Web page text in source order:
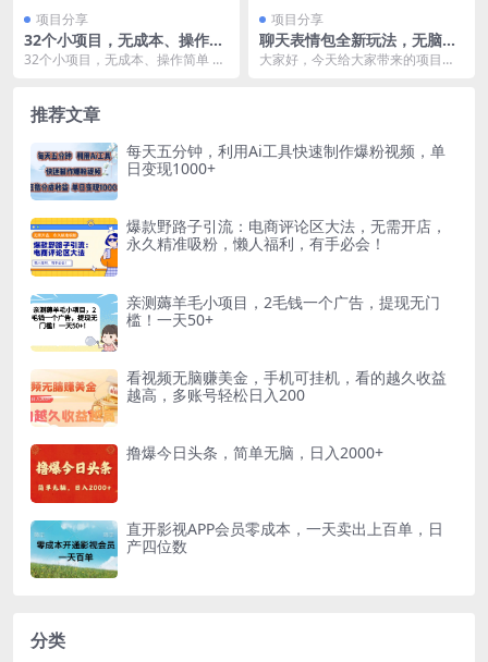
项目分享
32个小项目，无成本、操作简
单
32个小项目，无成本、操作简单 感
项目分享
聊天表情包全新玩法，无脑搬
运，100%原创，每天操作一
大家好，今天给大家带来的项目是
推荐文章
每天五分钟，利用Ai工具快速制作爆粉视频，单
日变现1000+
爆款野路子引流：电商评论区大法，无需开店，
永久精准吸粉，懒人福利，有手必会！
亲测薅羊毛小项目，2毛钱一个广告，提现无门
槛！一天50+
看视频无脑赚美金，手机可挂机，看的越久收益
越高，多账号轻松日入200
撸爆今日头条，简单无脑，日入2000+
直开影视APP会员零成本，一天卖出上百单，日
产四位数
分类